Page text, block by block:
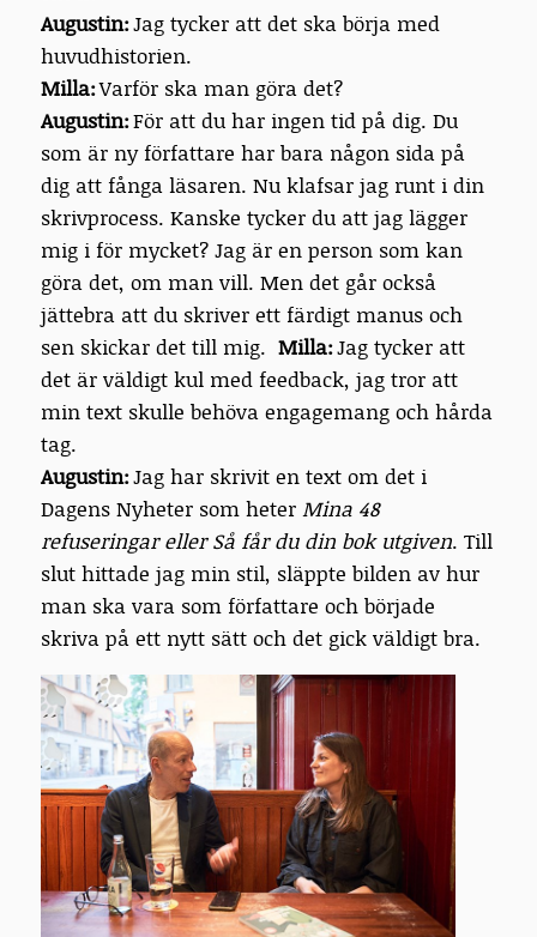
Augustin:Jag tycker att det ska börja med
huvudhistorien.
Milla:Varför ska man göra det?
Augustin:För att du har ingen tid på dig. Du
som är ny författare har bara någon sida på
dig att fånga läsaren. Nu klafsar jag runt i din
skrivprocess. Kanske tycker du att jag lägger
mig i för mycket? Jag är en person som kan
göra det, om man vill. Men det går också
jättebra att du skriver ett färdigt manus och
sen skickar det till mig. Milla:Jag tycker att
det är väldigt kul med feedback, jag tror att
min text skulle behöva engagemang och hårda
tag.
Augustin:Jag har skrivit en text om det i
Dagens Nyheter som heter Mina 48
refuseringar eller Så får du din bok utgiven. Till
slut hittade jag min stil, släppte bilden av hur
man ska vara som författare och började
skriva på ett nytt sätt och det gick väldigt bra.